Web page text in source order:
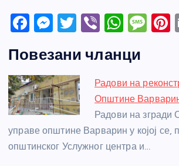
F
c
e
b
o
o
k
M
ss
e
n
g
er
T
itt
er
Vi
er
W
at
s
A
p
p
M
a
g
e
Повезани чланци
Радови на
Општине
Радови на згради
управе општине Варварин у којој се,
општинског Услужног центра и…